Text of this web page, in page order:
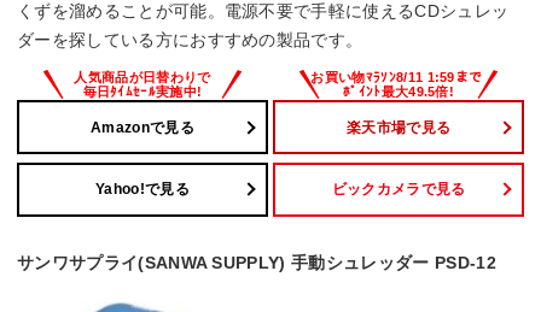
くずを溜めることが可能。電源不要で手軽に使えるCDシュレッ
ダーを探している方におすすめの製品です。
Amazonで見る 楽天市場で見る
Yahoo!で見る ビックカメラで見る
サンワサプライ(SANWA SUPPLY) 手動シュレッダー PSD-12